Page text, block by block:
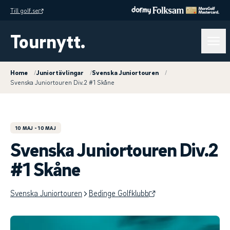
Till golf.se
Tournytt.
Home /Juniortävlingar /Svenska Juniortouren
/
Svenska Juniortouren Div.2 #1 Skåne
10 MAJ - 10 MAJ
Svenska Juniortouren Div.2
#1 Skåne
Svenska Juniortouren Bedinge Golfklubb